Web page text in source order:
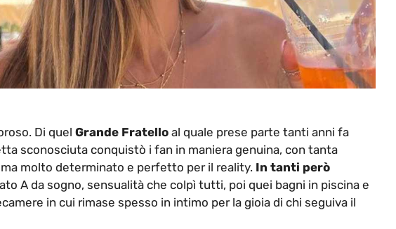
Di quel Grande Fratello al quale prese parte tanti anni fa
sconosciuta conquistò i fan in maniera genuina, con tanta
molto determinato e perfetto per il reality. In tanti però
A da sogno, sensualità che colpì tutti, poi quei bagni in piscina e
in cui rimase spesso in intimo per la gioia di chi seguiva il